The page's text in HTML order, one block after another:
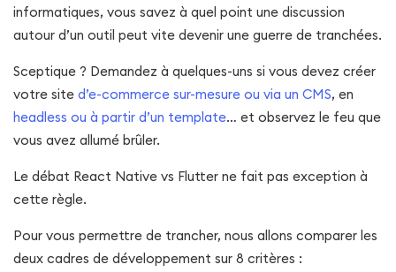
informatiques, vous savez à quel point une discussion
autour d’un outil peut vite devenir une guerre de tranchées.
Sceptique ? Demandez à quelques-uns si vous devez créer
votre site d’e-commerce sur-mesure ou via un CMS, en
headless ou à partir d’un template… et observez le feu que
vous avez allumé brûler.
Le débat React Native vs Flutter ne fait pas exception à
cette règle.
Pour vous permettre de trancher, nous allons comparer les
deux cadres de développement sur 8 critères :